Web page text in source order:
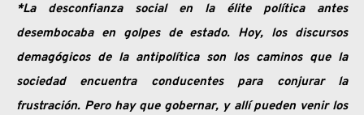
*La desconfianza social en la élite política antes
desembocaba en golpes de estado. Hoy, los discursos
demagógicos de la antipolítica son los caminos que la
sociedad encuentra conducentes para conjurar la
frustración. Pero hay que gobernar, y allí pueden venir los